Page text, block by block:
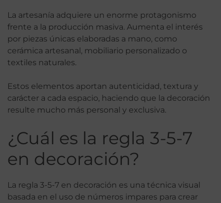
La artesanía adquiere un enorme protagonismo
frente a la producción masiva. Aumenta el interés
por piezas únicas elaboradas a mano, como
cerámica artesanal, mobiliario personalizado o
textiles naturales.
Estos elementos aportan autenticidad, textura y
carácter a cada espacio, haciendo que la decoración
resulte mucho más personal y exclusiva.
¿Cuál es la regla 3-5-7
en decoración?
La regla 3-5-7 en decoración es una técnica visual
basada en el uso de números impares para crear